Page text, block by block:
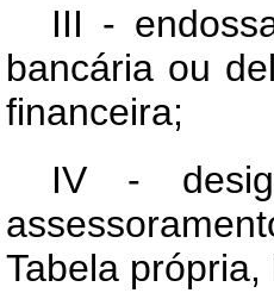
III -
bancária ou
financeira;
IV -
Tabela